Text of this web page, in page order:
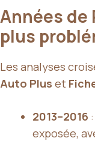
Années de
plus
Les analyses
Auto Plus et
2013–2016
exposée,